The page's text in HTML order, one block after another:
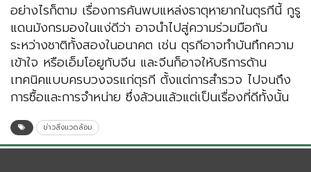
อย่างไรก็ตาม เรื่องการค้นพบแหล่งธาตุหายากในตุรกีนี้ กูรู
แดนมังกรมองในแง่ดีว่า อาจนำไปสู่ความร่วมมือกัน
ระหว่างชาติทั้งสองในอนาคต เช่น ตุรกีอาจทำบันทึกความ
เข้าใจ หรือเอ็มโอยูกับจีน และจีนก็อาจให้บริการด้าน
เทคนิคแบบครบวงจรแก่ตุรกี ตั้งแต่การสำรวจ ไปจนถึง
การซื้อและการจำหน่าย ซึ่งล้วนแล้วแต่เป็นเรื่องที่ดีทั้งนั้น
ข่าวสิ่งแวดล้อม